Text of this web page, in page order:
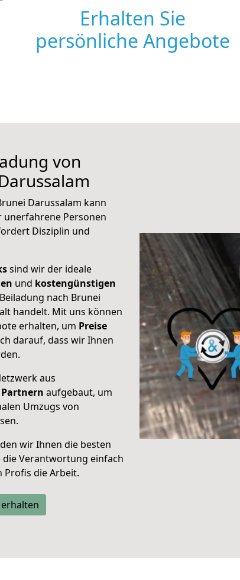
Erhalten Sie
persönliche Angebote
von
Darussalam kann
Personen
Disziplin und
sind wir der ideale
und kostengünstigen
nach Brunei
handelt. Mit uns können
erhalten, um Preise
darauf, dass wir Ihnen
aus
aufgebaut, um
Umzugs von
wir Ihnen die besten
die Verantwortung einfach
Profis die Arbeit.